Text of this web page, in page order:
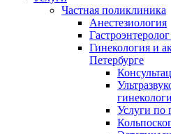
Частная поликлиника
Анестезиология
Гинекология и
Петербурге
Услуги по